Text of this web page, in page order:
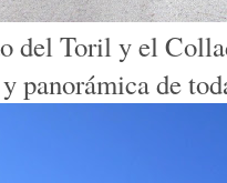
del Toril y el
panorámica de